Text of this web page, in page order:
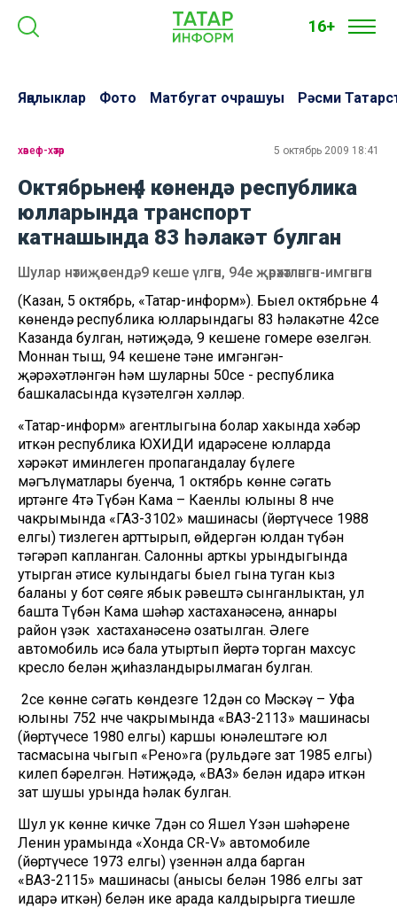
16+
Яңалыклар Фото Матбугат очрашуы Рәсми
хәвеф-хәтәр 5 октябрь 2009 18:41
Октябрьнең 4 көнендә республика
юлларында транспорт
катнашында 83 һәлакәт булган
Шулар нәтиҗәсендә, 9 кеше үлгән, 94е җәрәхәтләнгән-имгәнгән
(Казан, 5 октябрь, «Татар-информ»). Быел октябрьнең 4
көнендә республика юлларындагы 83 һәлакәтнең 42се
Казанда булган, нәтиҗәдә, 9 кешенең гомере өзелгән.
Моннан тыш, 94 кешенең тәне имгәнгән-
җәрәхәтләнгән һәм шуларның 50се - республика
башкаласында күзәтелгән хәлләр.
«Татар-информ» агентлыгына болар хакында хәбәр
иткән республика ЮХИДИ идарәсенең юлларда
хәрәкәт иминлеген пропагандалау бүлеге
мәгълүматлары буенча, 1 октябрь көнне сәгать
иртәнге 4тә Түбән Кама – Каенлы юлының 8 нче
чакрымында «ГАЗ-3102» машинасы (йөртүчесе 1988
елгы) тизлеген арттырып, өйдергән юлдан түбән
тәгәрәп капланган. Салонның арткы урындыгында
утырган әтисе кулындагы быел гына туган кыз
баланың уң бот сөяге ябык рәвештә сынганлыктан, ул
башта Түбән Кама шәһәр хастаханәсенә, аннары
район үзәк хастаханәсенә озатылган. Әлеге
автомобиль исә бала утыртып йөртә торган махсус
кресло белән җиһазландырылмаган булган.
2се көнне сәгать көндезге 12дән соң Мәскәү – Уфа
юлының 752 нче чакрымында «ВАЗ-2113» машинасы
(йөртүчесе 1980 елгы) каршы юнәлештәге юл
тасмасына чыгып «Рено»га (рульдәге зат 1985 елгы)
килеп бәрелгән. Нәтиҗәдә, «ВАЗ» белән идарә иткән
зат шушы урында һәлак булган.
Шул ук көнне кичке 7дән соң Яшел Үзән шәһәренең
Ленин урамында «Хонда CR-V» автомобиле
(йөртүчесе 1973 елгы) үзеннән алда барган
«ВАЗ-2115» машинасы (анысы белән 1986 елгы зат
идарә иткән) белән ике арада калдырырга тиешле